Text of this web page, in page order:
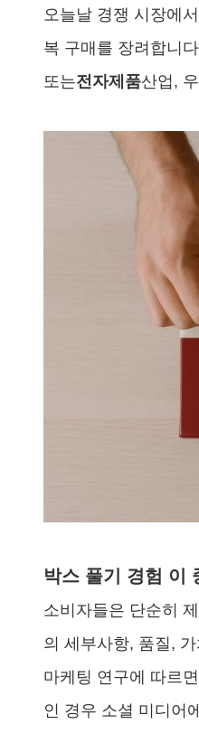
오늘날 경쟁 시장에
복 구매를 장려합니
또는전자제품산업,
박스 풀기 경험 이
소비자들은 단순히
의 세부사항, 품질,
마케팅 연구에 따르
인 경우 소셜 미디어